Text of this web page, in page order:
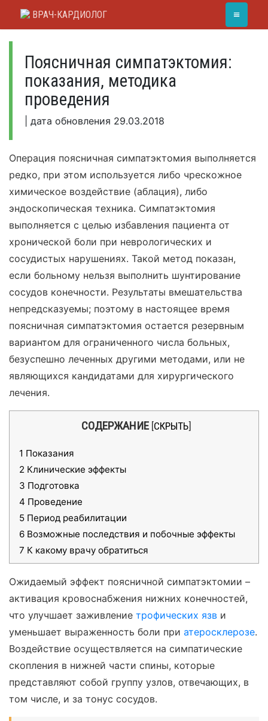
ВРАЧ-КАРДИОЛОГ ≡
Поясничная симпатэктомия:
показания, методика
проведения
дата обновления 29.03.2018
Операция поясничная симпатэктомия выполняется
редко, при этом используется либо чрескожное
химическое воздействие (аблация), либо
эндоскопическая техника. Симпатэктомия
выполняется с целью избавления пациента от
хронической боли при неврологических и
сосудистых нарушениях. Такой метод показан,
если больному нельзя выполнить шунтирование
сосудов конечности. Результаты вмешательства
непредсказуемы; поэтому в настоящее время
поясничная симпатэктомия остается резервным
вариантом для ограниченного числа больных,
безуспешно леченных другими методами, или не
являющихся кандидатами для хирургического
лечения.
СОДЕРЖАНИЕ [СКРЫТЬ]
1 Показания
2 Клинические эффекты
3 Подготовка
4 Проведение
5 Период реабилитации
6 Возможные последствия и побочные эффекты
7 К какому врачу обратиться
Ожидаемый эффект поясничной симпатэктомии –
активация кровоснабжения нижних конечностей,
что улучшает заживление трофических язв и
уменьшает выраженность боли при атеросклерозе.
Воздействие осуществляется на симпатические
скопления в нижней части спины, которые
представляют собой группу узлов, отвечающих, в
том числе, и за тонус сосудов.